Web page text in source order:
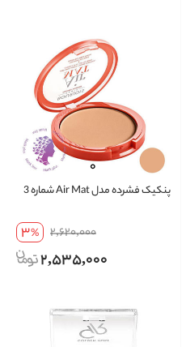
پنکیک فشرده مدل Air Mat شماره 3
2,620,000
3%
2,535,000